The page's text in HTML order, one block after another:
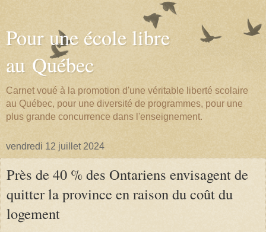
Pour une école libre
au Québec
Carnet voué à la promotion d'une véritable liberté scolaire
au Québec, pour une diversité de programmes, pour une
plus grande concurrence dans l'enseignement.
vendredi 12 juillet 2024
Près de 40 % des Ontariens envisagent de
quitter la province en raison du coût du
logement